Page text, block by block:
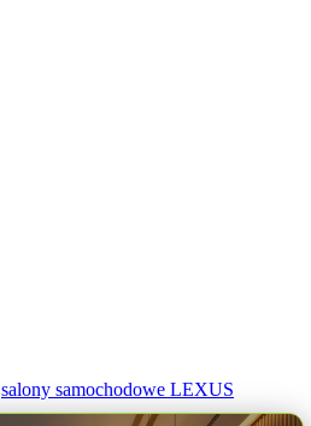
salony samochodowe LEXUS